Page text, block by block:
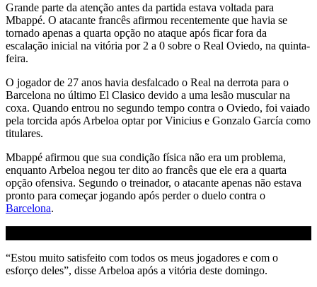
Grande parte da atenção antes da partida estava voltada para
Mbappé. O atacante francês afirmou recentemente que havia se
tornado apenas a quarta opção no ataque após ficar fora da
escalação inicial na vitória por 2 a 0 sobre o Real Oviedo, na quinta-
feira.
O jogador de 27 anos havia desfalcado o Real na derrota para o
Barcelona no último El Clasico devido a uma lesão muscular na
coxa. Quando entrou no segundo tempo contra o Oviedo, foi vaiado
pela torcida após Arbeloa optar por Vinicius e Gonzalo García como
titulares.
Mbappé afirmou que sua condição física não era um problema,
enquanto Arbeloa negou ter dito ao francês que ele era a quarta
opção ofensiva. Segundo o treinador, o atacante apenas não estava
pronto para começar jogando após perder o duelo contra o
Barcelona.
“Estou muito satisfeito com todos os meus jogadores e com o
esforço deles”, disse Arbeloa após a vitória deste domingo.